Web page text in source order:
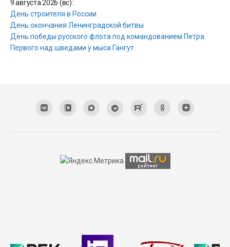
9 августа 2026 (вс):
День строителя в России
День окончания Ленинградской битвы
День победы русского флота под командованием Петра
Первого над шведами у мыса Гангут